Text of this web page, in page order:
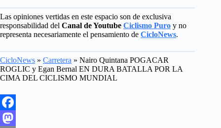
Las opiniones vertidas en este espacio son de exclusiva
responsabilidad del Canal de Youtube Ciclismo Puro y no
representa necesariamente el pensamiento de CicloNews.
CicloNews » Carretera » Nairo Quintana POGACAR
ROGLIC y Egan Bernal EN DURA BATALLA POR LA
CIMA DEL CICLISMO MUNDIAL
F